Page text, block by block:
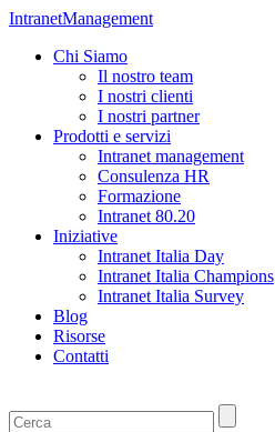
IntranetManagement
Chi Siamo
Il nostro team
I nostri clienti
I nostri partner
Prodotti e servizi
Intranet management
Consulenza HR
Formazione
Intranet 80.20
Iniziative
Intranet Italia Day
Intranet Italia Champions
Intranet Italia Survey
Blog
Risorse
Contatti